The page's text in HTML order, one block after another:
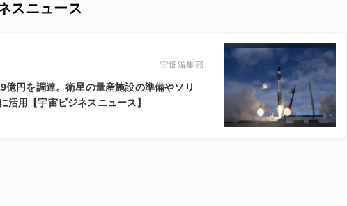
スニュース
宙畑編集部
円を調達。衛星の量産施設の準備やソリ
活用【宇宙ビジネスニュース】